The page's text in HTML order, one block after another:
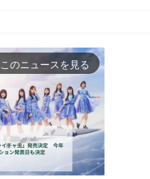
このニュースを見る